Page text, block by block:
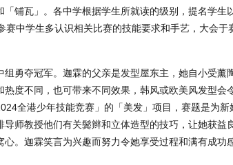
铺瓦」。各中学根据学生所就读的级别，提名学生
中学生多认识相关比赛的技能要求和手艺，大会于
勇夺冠军。迦霖的父亲是发型屋东主，她自小受薰
度不同，也可带来不同效果，韩风或欧美风发型会
全港少年技能竞赛」的「美发」项目，赛题是为
师教授他们有关鬓辫和立体造型的技巧，让她获益
。迦霖笑言为兴趣而努力令她享受过程和满有成功